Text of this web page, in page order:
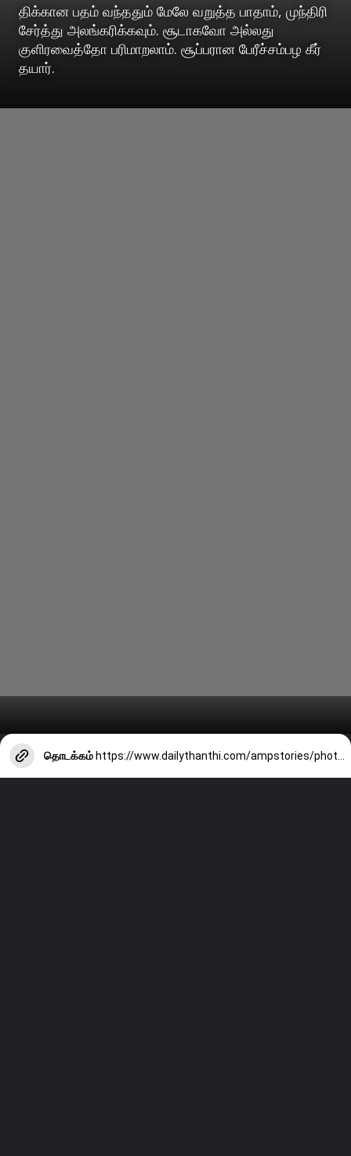
திக்கான பதம் வந்ததும் மேலே வறுத்த பாதாம், முந்திரி
சேர்த்து அலங்கரிக்கவும். சூடாகவோ அல்லது
குளிரவைத்தோ பரிமாறலாம். சூப்பரான பேரீச்சம்பழ கீர்
தயார்.
தொடக்கம் https://www.dailythanthi.com/ampstories/photo-story/nutritious-coconut-milk-halwa